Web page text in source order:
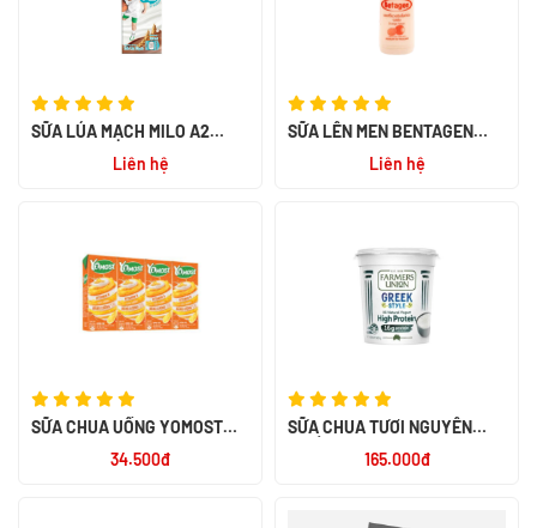
SỮA LÚA MẠCH MILO A2
Liên hệ
SỮA LÊN MEN BENTAGEN
HƯƠNG CAM 300ML - NK
Liên hệ
SỮA CHUA UỐNG YOMOST
34.500đ
SỮA CHUA TƯƠI NGUYÊN
165.000đ